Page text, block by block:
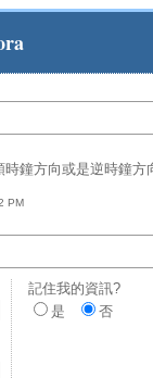
鐘方向或是逆時鐘
PM
記住我的資訊?
是
否